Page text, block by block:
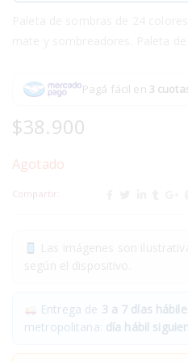
Pagá fácil en 3
$38.900
Agotado
Compartir:
Entrega de 3 a 7 días
metropolitana: día hábil